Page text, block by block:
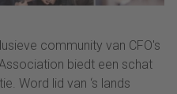
community van CFO's
biedt een schat
Word lid van ‘s lands